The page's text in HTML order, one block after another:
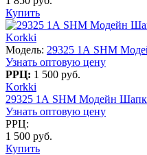
Купить
Korkki
Модель: 29325 1А SHM
Узнать оптовую цену
РРЦ: 1 500 руб.
Korkki
29325 1А SHM Модейн
Узнать оптовую цену
РРЦ:
1 500 руб.
Купить